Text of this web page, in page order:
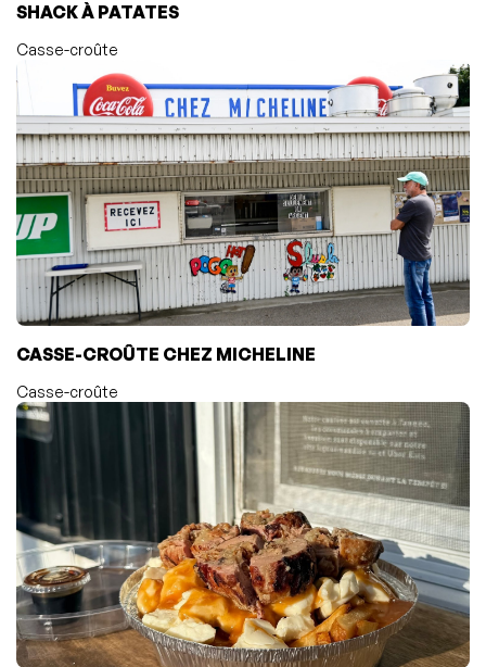
SHACK À PATATES
Casse-croûte
CASSE-CROÛTE CHEZ MICHELINE
Casse-croûte